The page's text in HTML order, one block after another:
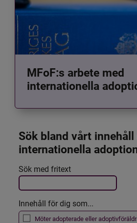
MFoF:s arbete med
internationella
Sök bland vårt innehåll
internationella
Filtrera resultatet
Det här formuläret postas
Sök med fritext
Innehåll för dig som...
Möter adopterade eller